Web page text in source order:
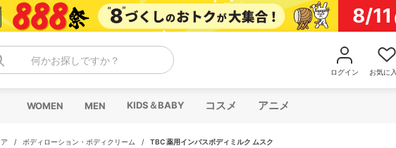
何かお探しですか？
ログイン お気に
WOMEN MEN KIDS＆BABY コスメ アニメ
/ ボディローション・ボディクリーム / TBC 薬用インバスボディミルク ムスク